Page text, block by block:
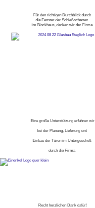
Für den richtigen Durchblick durch
die Fenster der Schießscharten
im Blockhaus, danken wir der Firma
Eine große Unterstützung erfuhren wir
bei der Planung, Lieferung und
Einbau der Türen im Untergeschoß
durch die Firma
Recht herzlichen Dank dafür!